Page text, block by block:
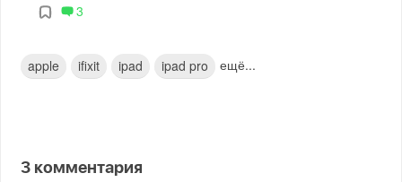
3
apple ifixit ipad ipad pro ещё...
3 комментария